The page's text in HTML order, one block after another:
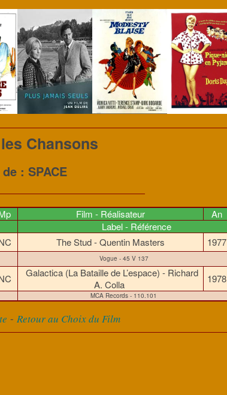
Chansons
: SPACE
Film - Réalisateur
An
Label - Référence
The Stud - Quentin Masters 1977
Vogue - 45 V 137
Galactica (La Bataille de L’espace) - Richard
A. Colla
1978
MCA Records - 110.101
- Retour au Choix du Film